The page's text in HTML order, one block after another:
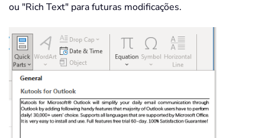
ou "Rich Text" para futuras modificações.